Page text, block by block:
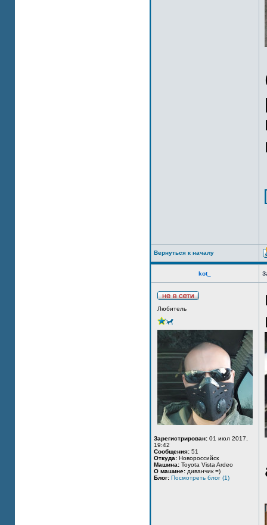
Вернуться к началу
kot_
Любитель
Зарегистрирован: 01 июл 2017,
19:42
Сообщения: 51
Откуда: Новороссийск
Машина: Toyota Vista Ardeo
О машине: диванчик =)
Блог: Посмотреть блог (1)